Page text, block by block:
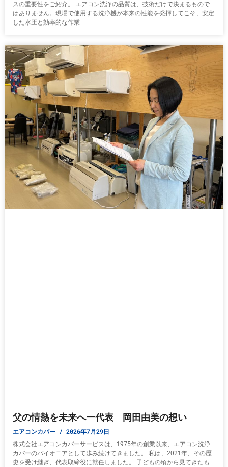
スの重要性をご紹介。 エアコン洗浄の品質は、技術だけで決まるもので
はありません。現場で使用する洗浄機が本来の性能を発揮してこそ、安定
した水圧と効率的な作業
父の情熱を未来へー代表 岡田由美の想い
エアコンカバー 2026年7月29日
株式会社エアコンカバーサービスは、1975年の創業以来、エアコン洗浄
カバーのパイオニアとして歩み続けてきました。 私は、2021年、その歴
史を受け継ぎ、代表取締役に就任しました。 子どもの頃から見てきたも